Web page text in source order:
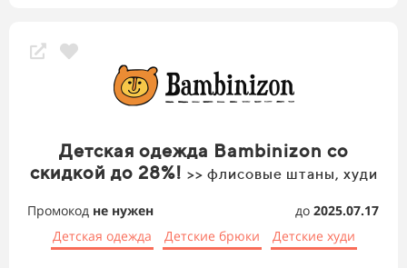
Детская одежда Bambinizon со
скидкой до 28%! >> флисовые штаны, худи
Промокод не нужен до 2025.07.17
Детская одежда
Детские брюки Детские худи